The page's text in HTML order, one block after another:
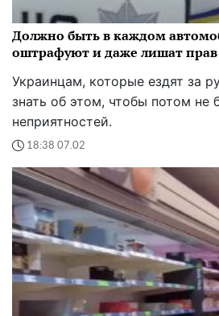
Должно быть в каждом
оштрафуют и даже лишат прав
Украинцам, которые ездят за
знать об этом, чтобы потом не
неприятностей.
18:38 07.02